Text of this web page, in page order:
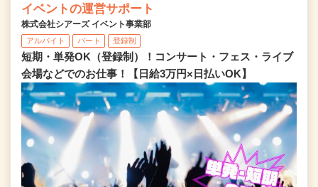
イベントの運営サポート
株式会社シアーズ イベント事業部
アルバイト パート 登録制
短期・単発OK（登録制）！コンサート・フェス・ライブ
会場などでのお仕事！【日給3万円×日払いOK】